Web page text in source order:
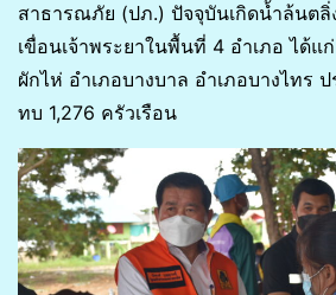
สาธารณภัย (ปภ.) ปัจจุบันเกิดน้ำล้นตลิ่
เขื่อนเจ้าพระยาในพื้นที่ 4 อำเภอ ได้แ
ผักไห่ อำเภอบางบาล อำเภอบางไทร
ทบ 1,276 ครัวเรือน